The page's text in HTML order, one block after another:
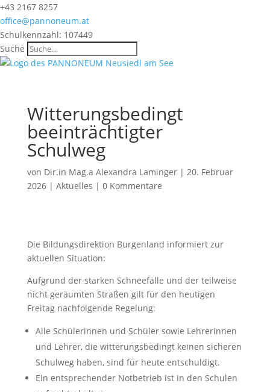
+43 2167 8257
office@pannoneum.at
Schulkennzahl: 107449
Suche
Witterungsbedingt
beeinträchtigter
Schulweg
von Dir.in Mag.a Alexandra Laminger| 20. Februar
2026| Aktuelles | 0 Kommentare
Die Bildungsdirektion Burgenland informiert zur
aktuellen Situation:
Aufgrund der starken Schneefälle und der teilweise
nicht geräumten Straßen gilt für den heutigen
Freitag nachfolgende Regelung:
Alle Schülerinnen und Schüler sowie Lehrerinnen
und Lehrer, die witterungsbedingt keinen sicheren
Schulweg haben, sind für heute entschuldigt.
Ein entsprechender Notbetrieb ist in den Schulen